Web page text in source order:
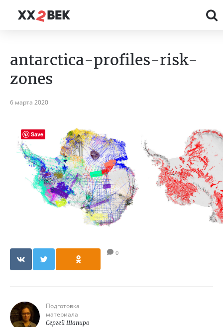
antarctica-profiles-risk-
zones
6 марта 2020
0
Подготовка
материала
Сергей Шапиро
Save